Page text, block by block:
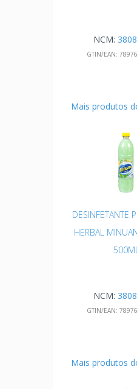
NCM:
GTIN/EAN:
Mais produtos
DESINFETANTE
HERBAL
NCM:
GTIN/EAN:
Mais produtos